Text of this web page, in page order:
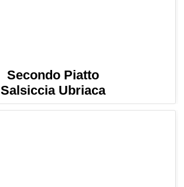
Secondo Piatto
Salsiccia Ubriaca